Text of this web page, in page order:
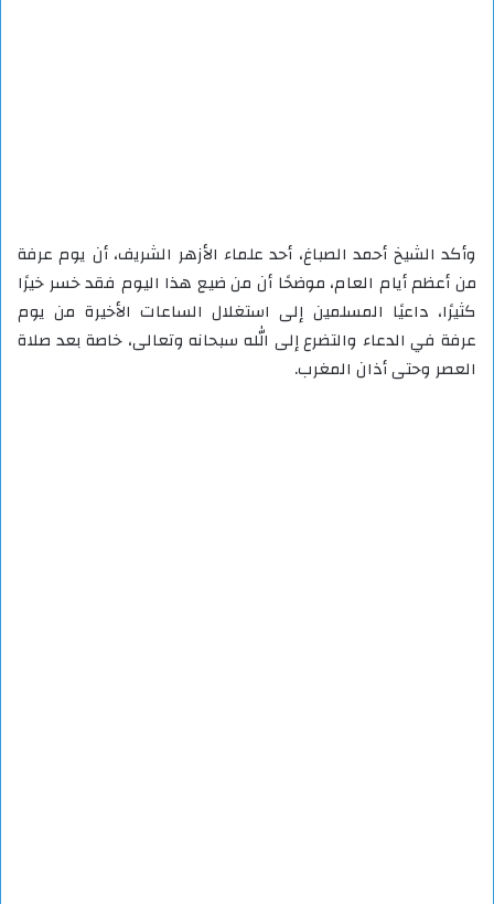
وأكد الشيخ أحمد الصباغ، أحد علماء الأزهر الشريف، أن يوم عرفة
من أعظم أيام العام، موضحًا أن من ضيع هذا اليوم فقد خسر خيرًا
كثيرًا، داعيًا المسلمين إلى استغلال الساعات الأخيرة من يوم
عرفة في الدعاء والتضرع إلى الله سبحانه وتعالى، خاصة بعد صلاة
العصر وحتى أذان المغرب.